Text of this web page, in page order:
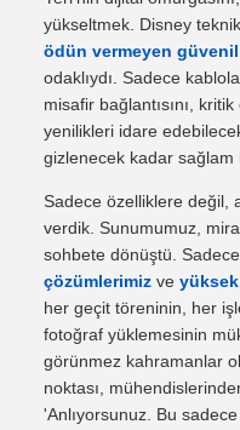
yükseltmek. Disney
ödün vermeyen
odaklıydı. Sadece
misafir bağlantısını,
yenilikleri idare
gizlenecek kadar sağlam
Sadece özelliklere değil,
verdik. Sunumumuz,
sohbete dönüştü.
çözümlerimiz ve yüksek
her geçit töreninin, her
fotoğraf yüklemesinin
görünmez kahramanlar
noktası,
'Anlıyorsunuz. Bu